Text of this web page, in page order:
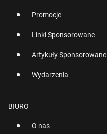
Promocje
Linki Sponsorowane
Artykuły Sponsorowane
Wydarzenia
BIURO
O nas